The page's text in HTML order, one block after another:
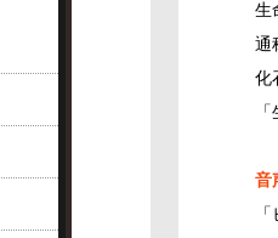
生
通
化
音